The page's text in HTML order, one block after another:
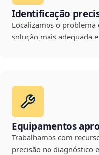
Identificação
Localizamos o problema
solução mais adequada
Equipamentos
Trabalhamos com
precisão no diagnóstico